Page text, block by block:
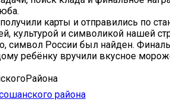
получили карты и отправились по
культурой и символикой нашей
символ России был найден.
ребёнку вручили вкусное
района